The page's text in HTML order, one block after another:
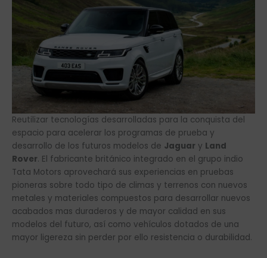
Reutilizar tecnologías desarrolladas para la conquista del
espacio para acelerar los programas de prueba y
desarrollo de los futuros modelos de Jaguar y Land
Rover. El fabricante británico integrado en el grupo indio
Tata Motors aprovechará sus experiencias en pruebas
pioneras sobre todo tipo de climas y terrenos con nuevos
metales y materiales compuestos para desarrollar nuevos
acabados mas duraderos y de mayor calidad en sus
modelos del futuro, así como vehículos dotados de una
mayor ligereza sin perder por ello resistencia o durabilidad.